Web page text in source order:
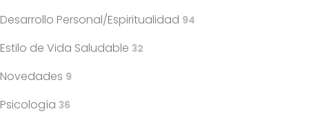
Desarrollo Personal/Espiritualidad 94
Estilo de Vida Saludable 32
Novedades 9
Psicología 36